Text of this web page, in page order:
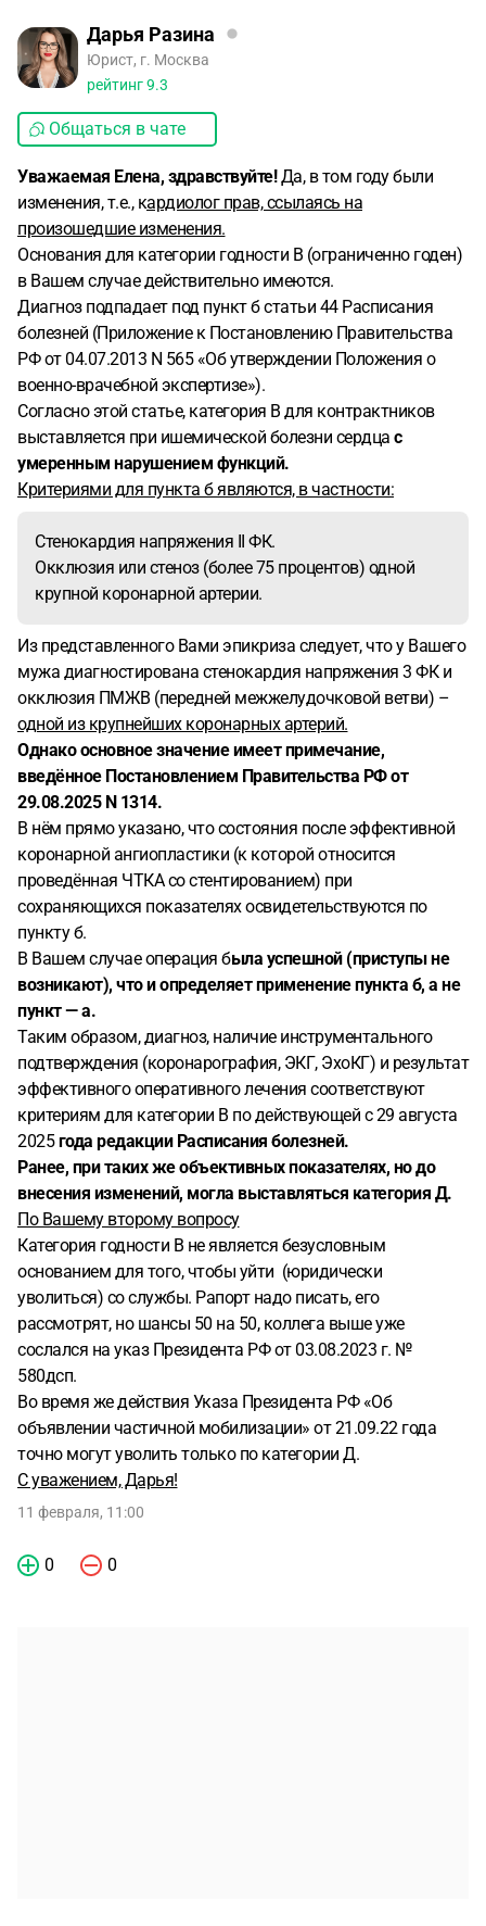
Дарья Разина
Юрист, г. Москва
рейтинг9.3
Общаться в чате
Уважаемая Елена, здравствуйте!Да, в том году были
изменения, т.е., кардиолог прав, ссылаясь на
произошедшие изменения.
Основания для категории годности В (ограниченно годен)
в Вашем случае действительно имеются.
Диагноз подпадает под пункт б статьи 44 Расписания
болезней (Приложение к Постановлению Правительства
РФ от 04.07.2013 N 565 «Об утверждении Положения о
военно-врачебной экспертизе»).
Согласно этой статье, категория В для контрактников
выставляется при ишемической болезни сердца с
умеренным нарушением функций.
Критериями для пункта б являются, в частности:
Стенокардия напряжения II ФК.
Окклюзия или стеноз (более 75 процентов) одной
крупной коронарной артерии.
Из представленного Вами эпикриза следует, что у Вашего
мужа диагностирована стенокардия напряжения 3 ФК и
окклюзия ПМЖВ (передней межжелудочковой ветви) –
одной из крупнейших коронарных артерий.
Однако основное значение имеет примечание,
введённое Постановлением Правительства РФ от
29.08.2025 N 1314.
В нём прямо указано, что состояния после эффективной
коронарной ангиопластики (к которой относится
проведённая ЧТКА со стентированием) при
сохраняющихся показателях освидетельствуются по
пункту б.
В Вашем случае операция была успешной (приступы не
возникают), что и определяет применение пункта б, а не
пункт — а.
Таким образом, диагноз, наличие инструментального
подтверждения (коронарография, ЭКГ, ЭхоКГ) и результат
эффективного оперативного лечения соответствуют
критериям для категории В по действующей с 29 августа
2025года редакции Расписания болезней.
Ранее, при таких же объективных показателях, но до
внесения изменений, могла выставляться категория Д.
По Вашему второму вопросу
Категория годности В не является безусловным
основанием для того, чтобы уйти (юридически
уволиться) со службы. Рапорт надо писать, его
рассмотрят, но шансы 50 на 50, коллега выше уже
сослался на указ Президента РФ от 03.08.2023 г. №
580дсп.
Во время же действия Указа Президента РФ «Об
объявлении частичной мобилизации» от 21.09.22 года
точно могут уволить только по категории Д.
С уважением, Дарья!
11 февраля, 11:00
0 0